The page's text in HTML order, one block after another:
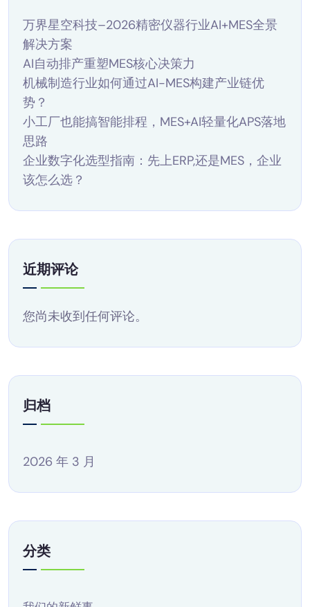
万界星空科技–2026精密仪器行业AI+MES全景
解决方案
AI自动排产重塑MES核心决策力
机械制造行业如何通过AI-MES构建产业链优
势？
小工厂也能搞智能排程，MES+AI轻量化APS落地
思路
企业数字化选型指南：先上ERP,还是MES，企业
该怎么选？
近期评论
您尚未收到任何评论。
归档
2026 年 3 月
分类